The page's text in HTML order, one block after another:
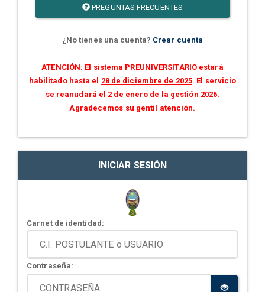
PREGUNTAS FRECUENTES
¿No tienes una cuenta? Crear cuenta
ATENCIÓN: El sistema PREUNIVERSITARIO estará
habilitado hasta el 28 de diciembre de 2025. El servicio
se reanudará el 2 de enero de la gestión 2026.
Agradecemos su gentil atención.
INICIAR SESIÓN
Carnet de identidad:
Contraseña: